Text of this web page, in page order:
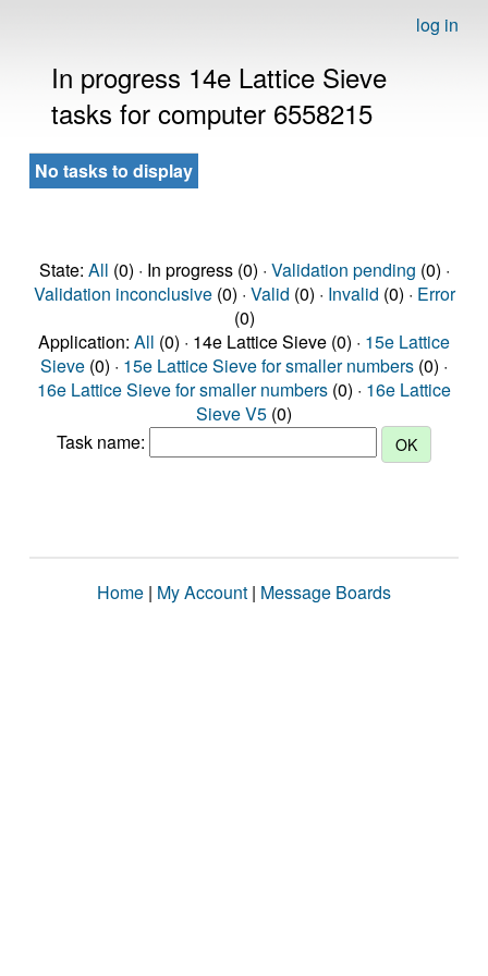
log in
In progress 14e Lattice Sieve
tasks for computer 6558215
No tasks to display
State: All (0) · In progress (0) · Validation pending (0) ·
Validation inconclusive(0) · Valid (0) · Invalid (0) · Error
(0)
Application: All (0) · 14e Lattice Sieve (0) · 15e Lattice
Sieve (0) · 15e Lattice Sieve for smaller numbers (0) ·
16e Lattice Sieve for smaller numbers (0) · 16e Lattice
Sieve V5 (0)
Task name:
Home | My Account | Message Boards